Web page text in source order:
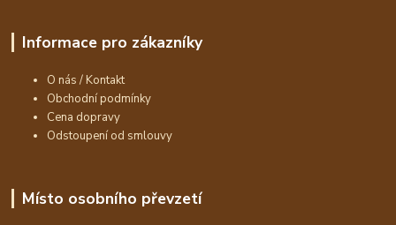
Informace pro zákazníky
O nás / Kontakt
Obchodní podmínky
Cena dopravy
Odstoupení od smlouvy
Místo osobního převzetí